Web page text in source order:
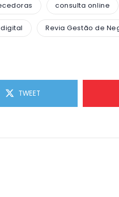
consulta online
Revia Gestão de
TWEET